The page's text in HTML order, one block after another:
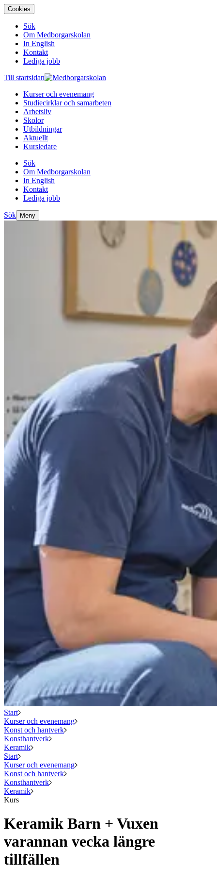
Cookies
Sök
Om Medborgarskolan
In English
Kontakt
Lediga jobb
Till startsidan
Kurser och evenemang
Studiecirklar och samarbeten
Arbetsliv
Skolor
Utbildningar
Aktuellt
Kursledare
Sök
Om Medborgarskolan
In English
Kontakt
Lediga jobb
Sök Meny
Start
Kurser och evenemang
Konst och hantverk
Konsthantverk
Keramik
Start
Kurser och evenemang
Konst och hantverk
Konsthantverk
Keramik
Kurs
Keramik Barn + Vuxen
varannan vecka längre
tillfällen